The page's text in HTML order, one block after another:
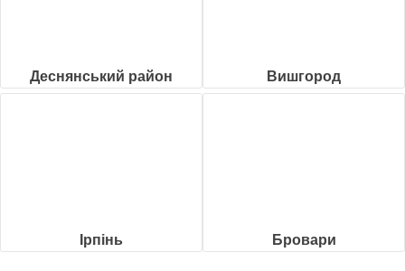
Деснянський район Вишгород
Ірпінь Бровари